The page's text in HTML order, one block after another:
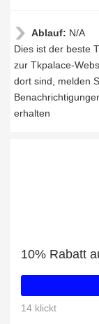
Ablauf: N/A
Dies ist der beste
zur Tkpalace-
dort sind, melden
erhalten
10% Rabatt
14 klickt